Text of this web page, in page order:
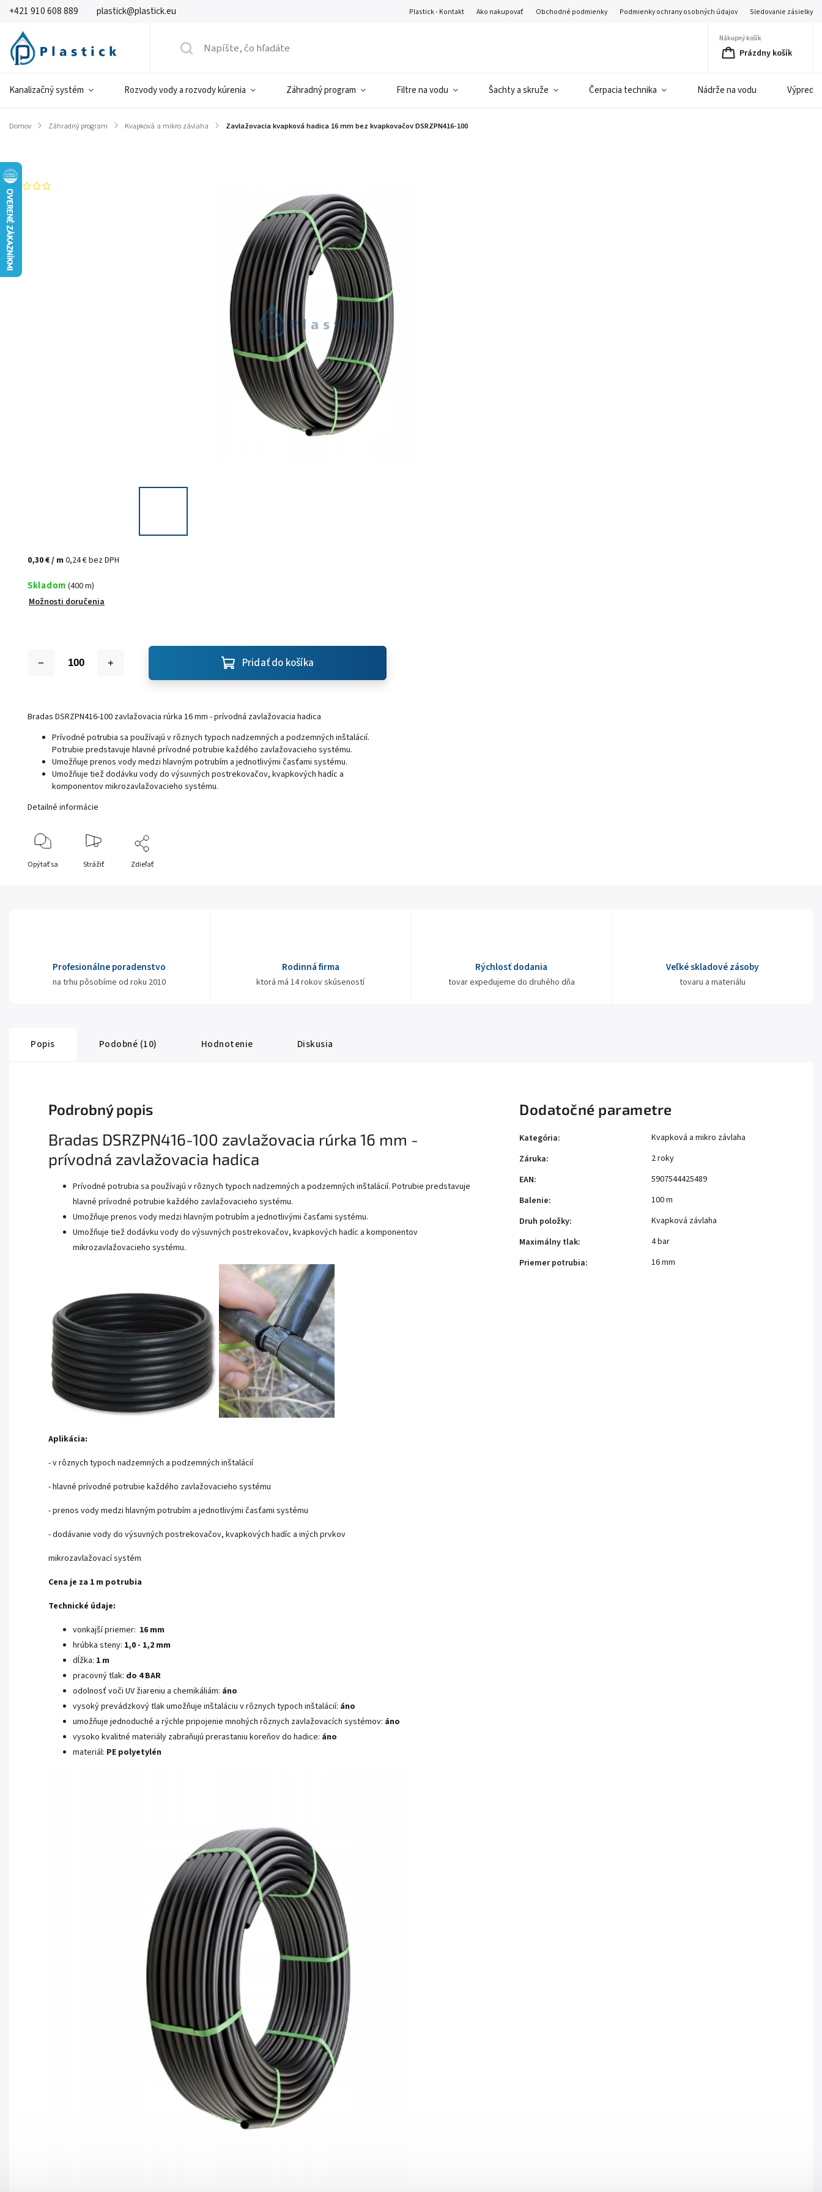
+421 910 608 889 plastick@plastick.eu Plastick - Kontakt Ako nakupovať Obchodné podmienky Podmienky ochrany osobných údajov Sledovanie zásielky
Nákupný košík
Prázdny košík
Kanalizačný systém Rozvody vody a rozvody kúrenia Záhradný program Filtre na vodu Šachty a skruže Čerpacia technika Nádrže na vodu
Domov / Záhradný program / Kvapková a mikro závlaha / Zavlažovacia kvapková hadica 16 mm bez kvapkovačov DSRZPN416-100
Značka:
0,30 €/ m0,24 € bez DPH
Skladom (400 m)
Možnosti doručenia
Pridať do košíka
Bradas DSRZPN416-100 zavlažovacia rúrka 16 mm - prívodná zavlažovacia hadica
Prívodné potrubia sa používajú v rôznych typoch nadzemných a podzemných inštalácií.
Potrubie predstavuje hlavné prívodné potrubie každého zavlažovacieho systému.
Umožňuje prenos vody medzi hlavným potrubím a jednotlivými časťami systému.
Umožňuje tiež dodávku vody do výsuvných postrekovačov, kvapkových hadíc a
komponentov mikrozavlažovacieho systému.
Detailné informácie
Opýtať sa Strážiť Zdieľať
Profesionálne poradenstvo
na trhu pôsobíme od roku 2010
Rodinná firma
ktorá má 14 rokov skúseností
Rýchlosť dodania
tovar expedujeme do druhého dňa
Veľké skladové zásoby
tovaru a materiálu
Popis Podobné (10) Hodnotenie Diskusia
Podrobný popis
Bradas DSRZPN416-100 zavlažovacia rúrka 16 mm -
prívodná zavlažovacia hadica
Prívodné potrubia sa používajú v rôznych typoch nadzemných a podzemných inštalácií. Potrubie predstavuje
hlavné prívodné potrubie každého zavlažovacieho systému.
Umožňuje prenos vody medzi hlavným potrubím a jednotlivými časťami systému.
Umožňuje tiež dodávku vody do výsuvných postrekovačov, kvapkových hadíc a komponentov
mikrozavlažovacieho systému.
Aplikácia:
- v rôznych typoch nadzemných a podzemných inštalácií
- hlavné prívodné potrubie každého zavlažovacieho systému
- prenos vody medzi hlavným potrubím a jednotlivými časťami systému
- dodávanie vody do výsuvných postrekovačov, kvapkových hadíc a iných prvkov
mikrozavlažovací systém
Cena je za 1 m potrubia
Technické údaje:
vonkajší priemer: 16 mm
hrúbka steny: 1,0 - 1,2 mm
dĺžka: 1 m
pracovný tlak: do 4 BAR
odolnosť voči UV žiareniu a chemikáliám: áno
vysoký prevádzkový tlak umožňuje inštaláciu v rôznych typoch inštalácií: áno
umožňuje jednoduché a rýchle pripojenie mnohých rôznych zavlažovacích systémov: áno
vysoko kvalitné materiály zabraňujú prerastaniu koreňov do hadice: áno
materiál: PE polyetylén
Dodatočné parametre
Kategória:
Kvapková a mikro závlaha
Záruka:
2 roky
EAN:
5907544425489
Balenie:
100 m
Druh položky:
Kvapková závlaha
Maximálny tlak:
4 bar
Priemer potrubia: 16 mm